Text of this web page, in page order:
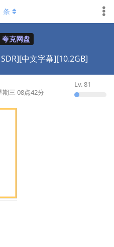
夸克网盘
中文字幕][10.2GB]
条
Lv.81
三 08点42分